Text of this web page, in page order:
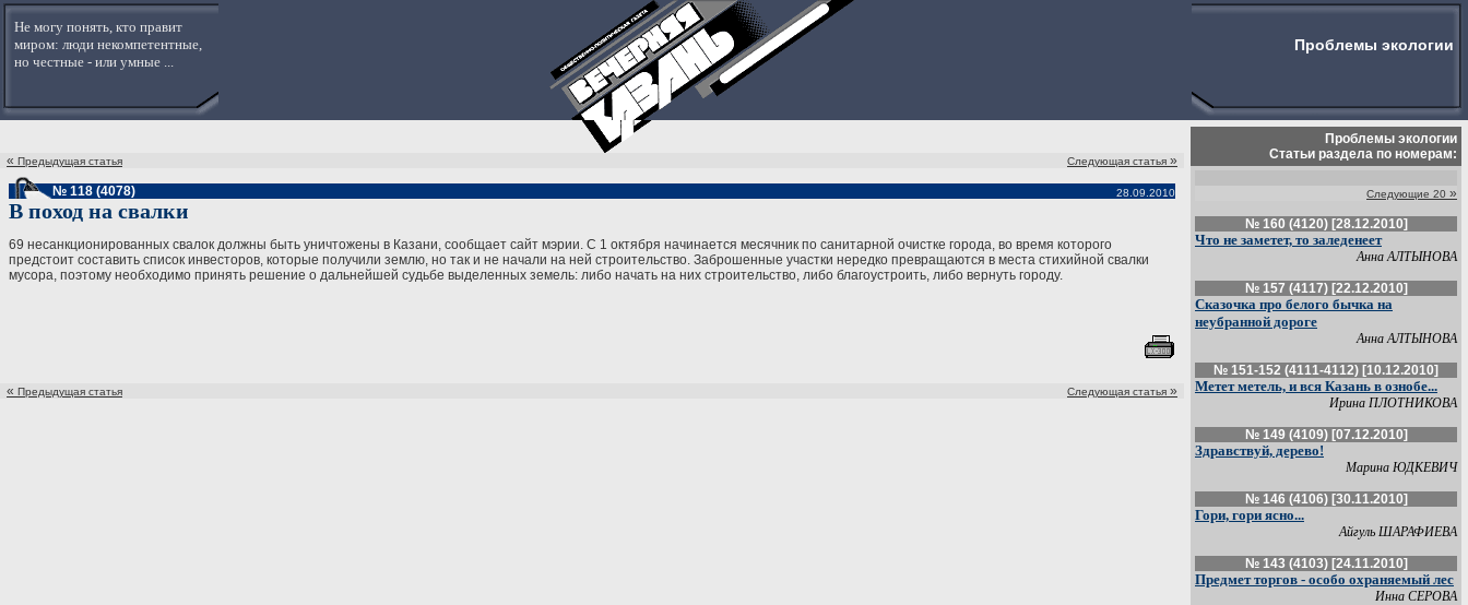
Не могу понять, кто правит
миром: люди некомпетентные,
но честные - или умные ...
Проблемы экологии
« Предыдущая статья Следующая статья »
№ 118 (4078)
28.09.2010
В поход на свалки
69 несанкционированных свалок должны быть уничтожены в Казани, сообщает сайт мэрии. С 1 октября начинается месячник по санитарной очистке города, во время которого
предстоит составить список инвесторов, которые получили землю, но так и не начали на ней строительство. Заброшенные участки нередко превращаются в места стихийной свалки
мусора, поэтому необходимо принять решение о дальнейшей судьбе выделенных земель: либо начать на них строительство, либо благоустроить, либо вернуть городу.
« Предыдущая статья Следующая статья »
Проблемы экологии
Статьи раздела по номерам:
Следующие 20 »
№ 160 (4120) [28.12.2010]
Что не заметет, то заледенеет
Анна АЛТЫНОВА
№ 157 (4117) [22.12.2010]
Сказочка про белого бычка на
неубранной дороге
Анна АЛТЫНОВА
№ 151-152 (4111-4112) [10.12.2010]
Метет метель, и вся Казань в ознобе...
Ирина ПЛОТНИКОВА
№ 149 (4109) [07.12.2010]
Здравствуй, дерево!
Марина ЮДКЕВИЧ
№ 146 (4106) [30.11.2010]
Гори, гори ясно...
Айгуль ШАРАФИЕВА
№ 143 (4103) [24.11.2010]
Предмет торгов - особо охраняемый лес
Инна СЕРОВА